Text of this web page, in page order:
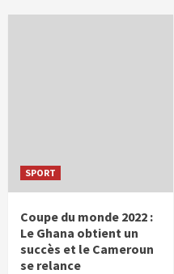
SPORT
Coupe du monde 2022 :
Le Ghana obtient un
succès et le Cameroun
se relance